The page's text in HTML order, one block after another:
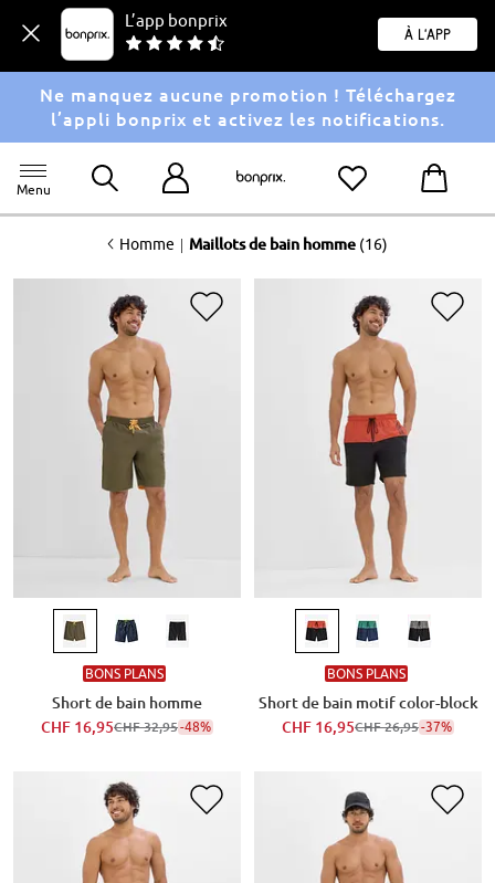
L’app bonprix
À l'app
Ne manquez aucune promotion ! Téléchargez
l’appli bonprix et activez les notifications.
Menu
<Homme | Maillots de bain homme (16)
BONS PLANS
Short de bain homme
CHF 16,95CHF 32,95-48%
BONS PLANS
Short de bain motif color-block
CHF 16,95CHF 26,95-37%